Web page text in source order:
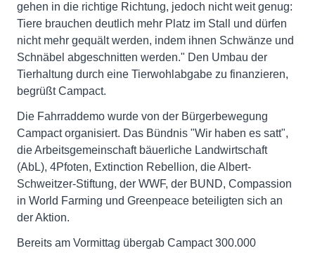
gehen in die richtige Richtung, jedoch nicht weit genug:
Tiere brauchen deutlich mehr Platz im Stall und dürfen
nicht mehr gequält werden, indem ihnen Schwänze und
Schnäbel abgeschnitten werden." Den Umbau der
Tierhaltung durch eine Tierwohlabgabe zu finanzieren,
begrüßt Campact.
Die Fahrraddemo wurde von der Bürgerbewegung
Campact organisiert. Das Bündnis "Wir haben es satt",
die Arbeitsgemeinschaft bäuerliche Landwirtschaft
(AbL), 4Pfoten, Extinction Rebellion, die Albert-
Schweitzer-Stiftung, der WWF, der BUND, Compassion
in World Farming und Greenpeace beteiligten sich an
der Aktion.
Bereits am Vormittag übergab Campact 300.000